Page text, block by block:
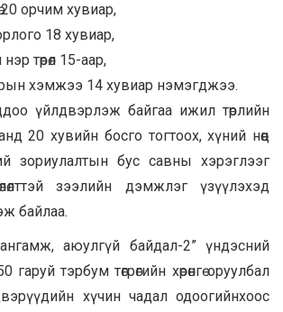
20 орчим хувиар,
18 хувиар,
төрөл 15-аар,
хэмжээ 14 хувиар нэмэгджээ.
үйлдвэрлэж байгаа ижил төрлийн
20 хувийн босго тогтоох, хүний нөөц
зориулалтын бус савны хэрэглээг
зээлийн дэмжлэг үзүүлэхэд
байлаа.
аюулгүй байдал-2” үндэсний
50 гаруй тэрбум төгрөгийн хөрөнгө оруулбал
хүчин чадал одоогийнхоос